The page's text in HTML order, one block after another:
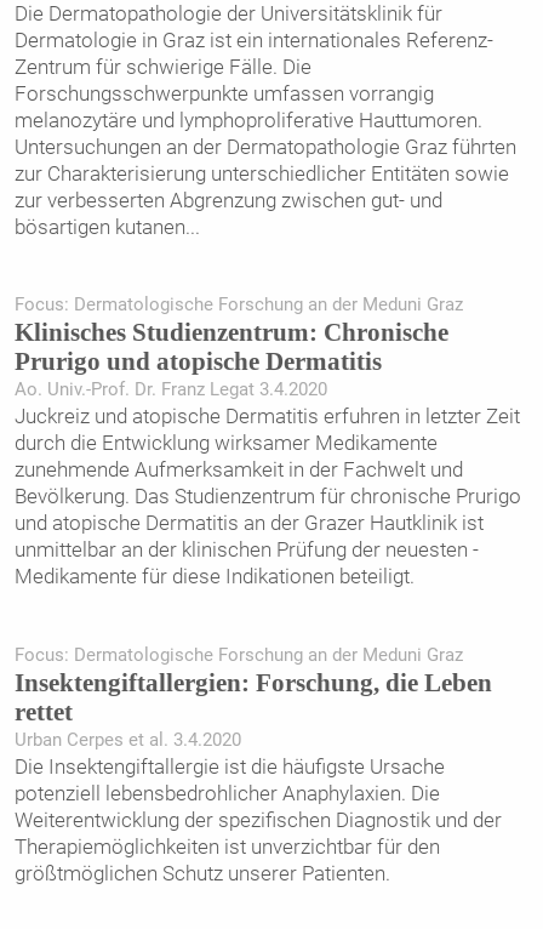
Die Dermatopathologie der Universitätsklinik für
Dermatologie in Graz ist ein internationales Referenz-
Zentrum für schwierige Fälle. Die
Forschungsschwerpunkte umfassen vorrangig
melanozytäre und lymphoproliferative ­Hauttumoren.
Untersuchungen an der Dermatopathologie Graz führten
zur Charakterisierung unterschiedlicher Entitäten sowie
zur verbesserten Abgrenzung zwischen gut- und
bösartigen kutanen...
Focus: Dermatologische Forschung an der Meduni Graz
Klinisches Studienzentrum: Chronische
Prurigo und atopische Dermatitis
Ao. Univ.-Prof. Dr. Franz Legat 3.4.2020
Juckreiz und atopische Dermatitis erfuhren in letzter Zeit
durch die Entwicklung wirksamer Medikamente
zunehmende Aufmerksamkeit in der Fachwelt und
Bevölkerung. Das Studienzentrum für chronische Prurigo
und atopische Dermatitis an der Grazer Hautklinik ist
unmittelbar an der klinischen Prüfung der neuesten ­
Medikamente für diese Indikationen beteiligt.
Focus: Dermatologische Forschung an der Meduni Graz
Insektengiftallergien: Forschung, die Leben
rettet
Urban Cerpes et al. 3.4.2020
Die Insektengiftallergie ist die häufigste Ursache
potenziell lebensbedrohlicher Anaphylaxien. Die
Weiterentwicklung der spezifischen Diagnostik und der
Therapiemöglichkeiten ist unverzichtbar für den
größtmöglichen Schutz unserer Patienten.